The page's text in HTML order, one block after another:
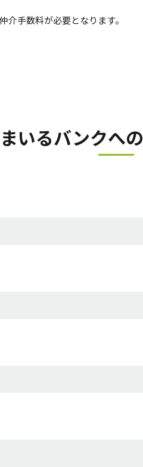
手数料が必要となります。
いるバンクへの